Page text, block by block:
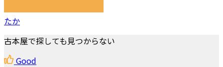
たか
古本屋で探しても見つからない
Good